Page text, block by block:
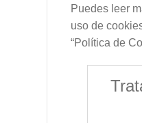
Puedes leer
uso de
“Política de